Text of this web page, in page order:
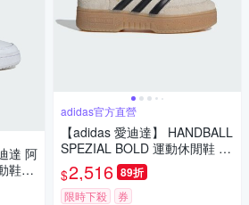
達 阿
鞋-
adidas官方直營
【adidas 愛迪達】 HANDBALL
SPEZIAL BOLD 運動休閒鞋 滑
板 德訓鞋 厚底鞋 復古 女鞋 - O
riginals IH9190
$2,516 89折
限時下殺 券